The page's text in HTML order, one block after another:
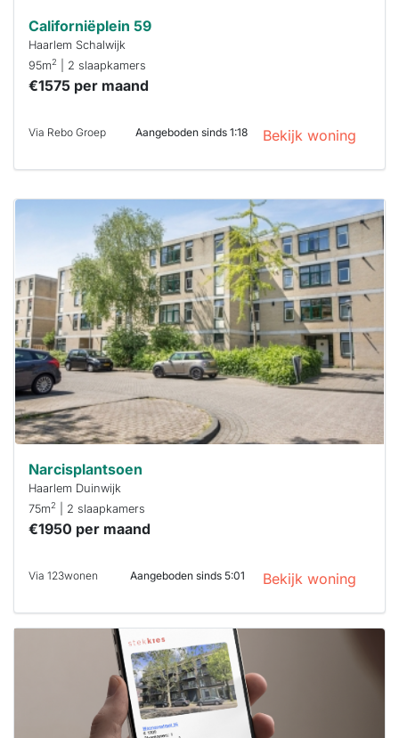
Californiëplein 59
Haarlem Schalwijk
95m2 | 2 slaapkamers
€1575 per maand
Via Rebo Groep Aangeboden sinds 1:18 Bekijk woning
Deze woning
waarschijnlijk
al verhuurd
Om kans te
maken moet je
binnen 15
minuten
reageren.
Stekkies helpt
je hierbij!
Narcisplantsoen
Haarlem Duinwijk
75m2 | 2 slaapkamers
€1950 per maand
Via 123wonen Aangeboden sinds 5:01 Bekijk woning